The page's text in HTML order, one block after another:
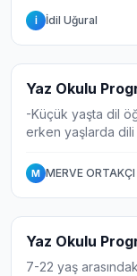
geçirirken
İ İdil Uğural
Makale
Yaz Okulu
-Küçük yaşta dil
erken yaşlarda dili
edinerek çeşitli
M MERVE ORTAKÇI
Makale
Yaz Okulu
7-22 yaş